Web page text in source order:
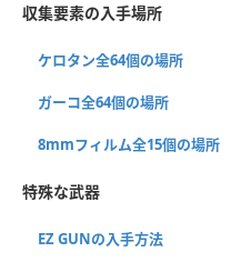
収集要素の入手場所
ケロタン全64個の場所
ガーコ全64個の場所
8mmフィルム全15個の場所
特殊な武器
EZ GUNの入手方法